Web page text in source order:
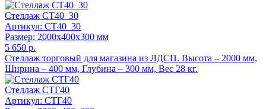
Стеллаж СТ40_30
Артикул: СТ40_30
Размер: 2000x400x300 мм
5 650 р.
Стеллаж торговый для магазина из ЛДСП. Высота – 2000 мм,
Ширина – 400 мм, Глубина – 300 мм, Вес 28 кг.
Стеллаж СТГ40
Артикул: СТГ40